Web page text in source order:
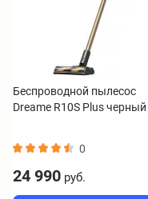
Беспроводной пылесос
Dreame R10S Plus черный
0
24 990 руб.